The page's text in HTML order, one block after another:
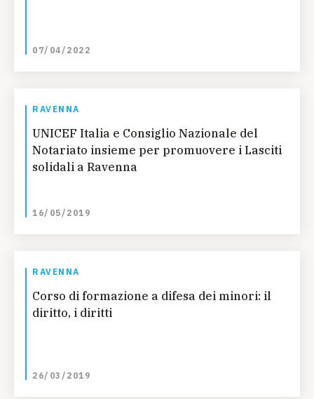
07/04/2022
RAVENNA
UNICEF Italia e Consiglio Nazionale del
Notariato insieme per promuovere i Lasciti
solidali a Ravenna
16/05/2019
RAVENNA
Corso di formazione a difesa dei minori: il
diritto, i diritti
26/03/2019